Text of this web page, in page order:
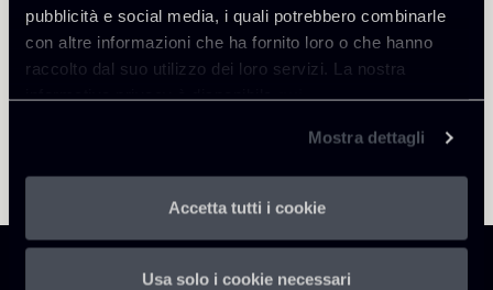
pubblicità e social media, i quali potrebbero combinarle
con altre informazioni che ha fornito loro o che hanno
raccolto dal suo utilizzo dei loro servizi. La nostra
informativa privacy è disponibilequi.
Mostra dettagli
Accetta tutti i cookie
Usa solo i cookie necessari